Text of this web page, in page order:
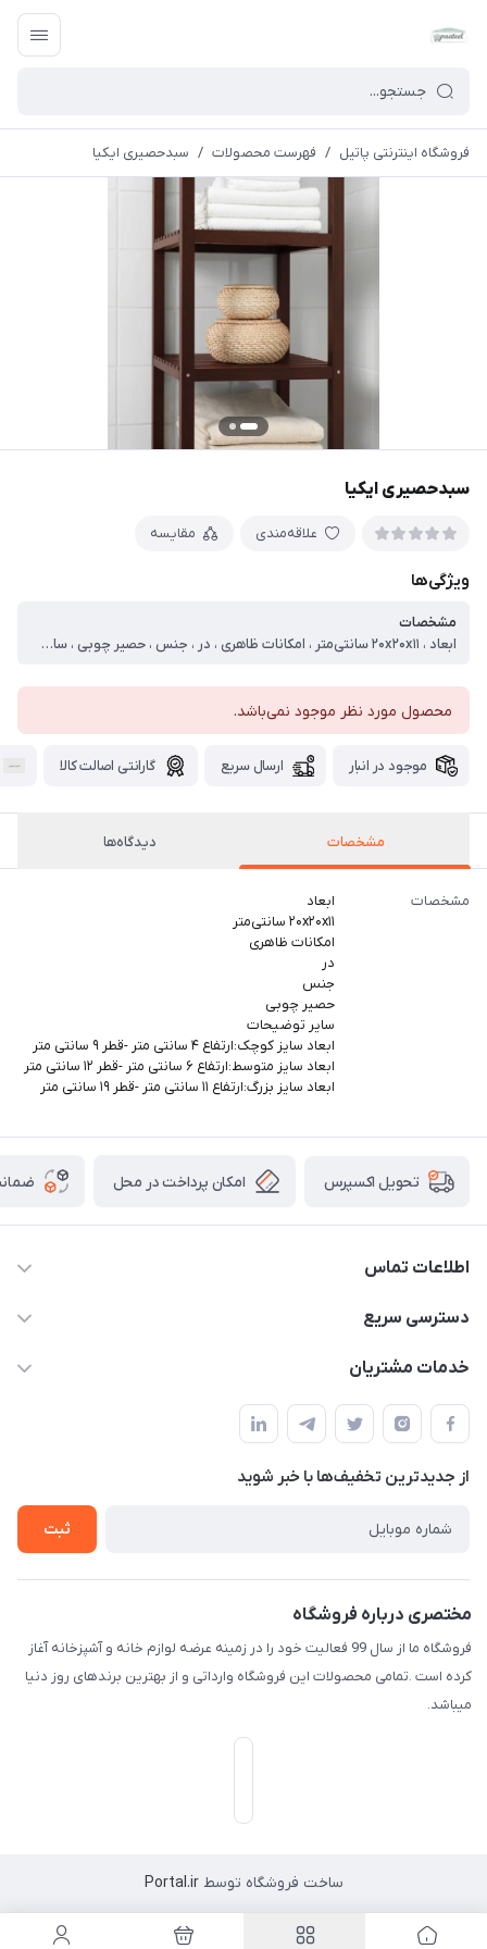
فروشگاه اینترنتی پاتیل / فهرست محصولات / سبدحصیری ایکیا
سبدحصیری ایکیا
علاقه‌مندی مقایسه
ویژگی‌ها
مشخصات
ابعاد ، ۲۰x۲۰x۱۱ سانتی‌متر ، امکانات ظاهری ، در ، جنس ، حصیر چوبی ، سایر توضیحات ، ابعاد سایز کوچک:ارتفاع ۴ سانتی متر -قطر ۹ سانتی متر ابعاد سایز متوسط:ارتفاع ۶ سانتی متر -قطر ۱۲ سانتی متر ابعاد سایز بزرگ:ارتفاع ۱۱ سانتی متر -قطر ۱۹ سانتی متر
محصول مورد نظر موجود نمی‌باشد.
موجود در انبار ارسال سریع گارانتی اصالت کالا
مشخصات دیدگاه‌ها
مشخصات
ابعاد
۲۰x۲۰x۱۱ سانتی‌متر
امکانات ظاهری
در
جنس
حصیر چوبی
سایر توضیحات
ابعاد سایز کوچک:ارتفاع ۴ سانتی متر -قطر ۹ سانتی متر
ابعاد سایز متوسط:ارتفاع ۶ سانتی متر -قطر ۱۲ سانتی متر
ابعاد سایز بزرگ:ارتفاع ۱۱ سانتی متر -قطر ۱۹ سانتی متر
تحویل اکسپرس امکان پرداخت در محل
اطلاعات تماس
09165044753
دسترسی سریع
حساب کاربری
لیست محصولات
درباره ما
خدمات مشتریان
قوانین و مقررات
حریم خصوصی
راهنما
از جدید‌ترین تخفیف‌ها با‌ خبر شوید
ثبت
مختصری درباره فروشگاه
فروشگاه ما از سال 99 فعالیت خود را در زمینه عرضه لوازم خانه و آشپزخانه آغاز
کرده است .تمامی محصولات این فروشگاه وارداتی و از بهترین برندهای روز دنیا
میباشد.
ساخت فروشگاه توسطPortal.ir